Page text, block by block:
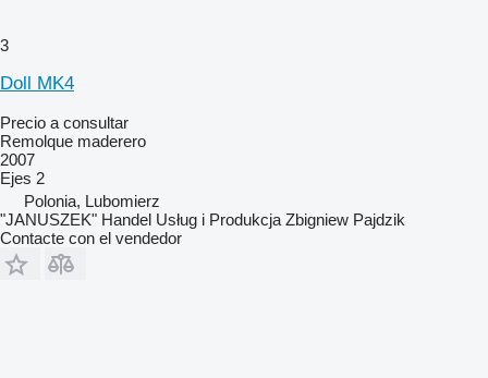
3
Doll MK4
Precio a consultar
Remolque maderero
2007
Ejes 2
Polonia, Lubomierz
"JANUSZEK" Handel Usług i Produkcja Zbigniew Pajdzik
Contacte con el vendedor